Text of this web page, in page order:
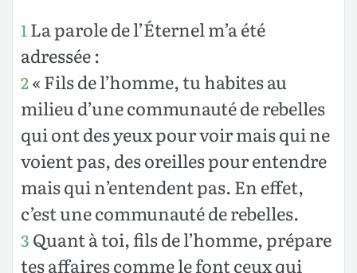
1 La parole de l’Éternel m’a été
adressée :
2« Fils de l’homme, tu habites au
milieu d’une communauté de rebelles
qui ont des yeux pour voir mais qui ne
voient pas, des oreilles pour entendre
mais qui n’entendent pas. En effet,
c’est une communauté de rebelles.
3 Quant à toi, fils de l’homme, prépare
tes affaires comme le font ceux qui